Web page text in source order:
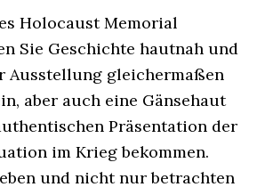
Holocaust Memorial
Sie Geschichte hautnah und
Ausstellung gleichermaßen
aber auch eine Gänsehaut
Präsentation der
im Krieg bekommen.
und nicht nur betrachten